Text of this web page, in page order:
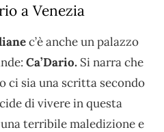
a Venezia
c’è anche un palazzo
Ca’Dario. Si narra che
ci sia una scritta secondo
di vivere in questa
terribile maledizione e